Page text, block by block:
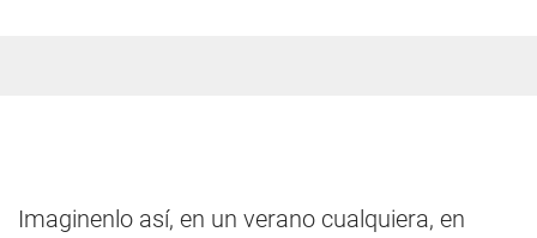
Imaginenlo así, en un verano cualquiera, en